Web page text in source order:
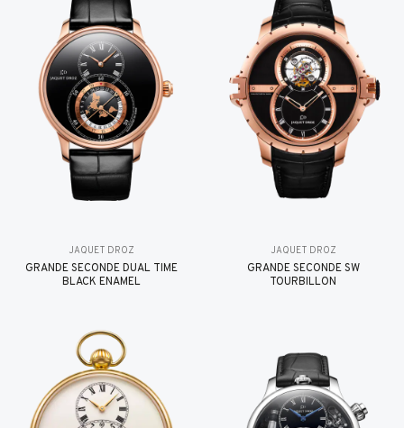
JAQUET DROZ
GRANDE SECONDE DUAL TIME
BLACK ENAMEL
JAQUET DROZ
GRANDE SECONDE SW
TOURBILLON